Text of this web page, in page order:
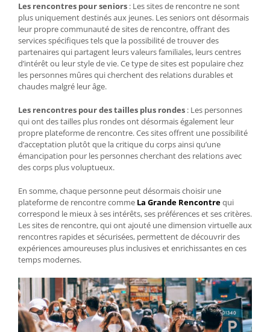
Les rencontres pour seniors : Les sites de rencontre ne sont
plus uniquement destinés aux jeunes. Les seniors ont désormais
leur propre communauté de sites de rencontre, offrant des
services spécifiques tels que la possibilité de trouver des
partenaires qui partagent leurs valeurs familiales, leurs centres
d’intérêt ou leur style de vie. Ce type de sites est populaire chez
les personnes mûres qui cherchent des relations durables et
chaudes malgré leur âge.
Les rencontres pour des tailles plus rondes : Les personnes
qui ont des tailles plus rondes ont désormais également leur
propre plateforme de rencontre. Ces sites offrent une possibilité
d’acceptation plutôt que la critique du corps ainsi qu’une
émancipation pour les personnes cherchant des relations avec
des corps plus voluptueux.
En somme, chaque personne peut désormais choisir une
plateforme de rencontre comme La Grande Rencontrequi
correspond le mieux à ses intérêts, ses préférences et ses critères.
Les sites de rencontre, qui ont ajouté une dimension virtuelle aux
rencontres rapides et sécurisées, permettent de découvrir des
expériences amoureuses plus inclusives et enrichissantes en ces
temps modernes.